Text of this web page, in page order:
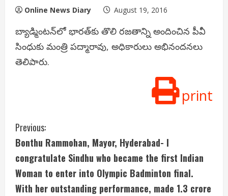
Online News Diary August 19, 2016
బ్యాడ్మింటన్‌లో భారత్‌కు తొలి రజతాన్ని అందించిన పీవీ
సింధుకు మంత్రి పద్మారావు, అధికారులు అభినందనలు
తెలిపారు.
print
C
o
n
Previous:
Bonthu Rammohan, Mayor, Hyderabad- I
congratulate Sindhu who became the first Indian
Woman to enter into Olympic Badminton final.
With her outstanding performance, made 1.3 crore